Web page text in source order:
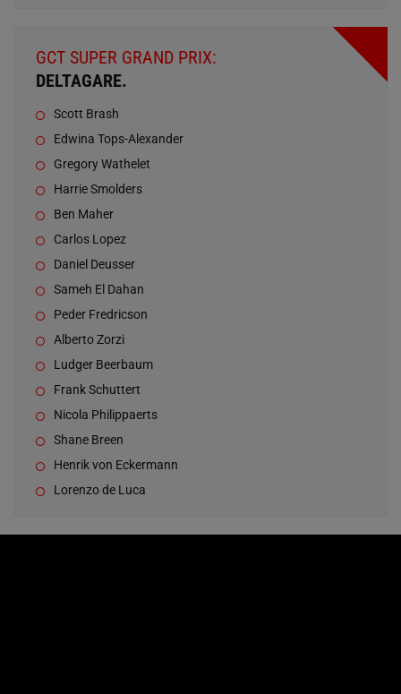
GCT SUPER GRAND PRIX:
DELTAGARE.
Scott Brash
Edwina Tops-Alexander
Gregory Wathelet
Harrie Smolders
Ben Maher
Carlos Lopez
Daniel Deusser
Sameh El Dahan
Peder Fredricson
Alberto Zorzi
Ludger Beerbaum
Frank Schuttert
Nicola Philippaerts
Shane Breen
Henrik von Eckermann
Lorenzo de Luca